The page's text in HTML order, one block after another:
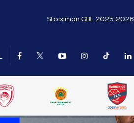
Stoiximan GBL 2025-2026